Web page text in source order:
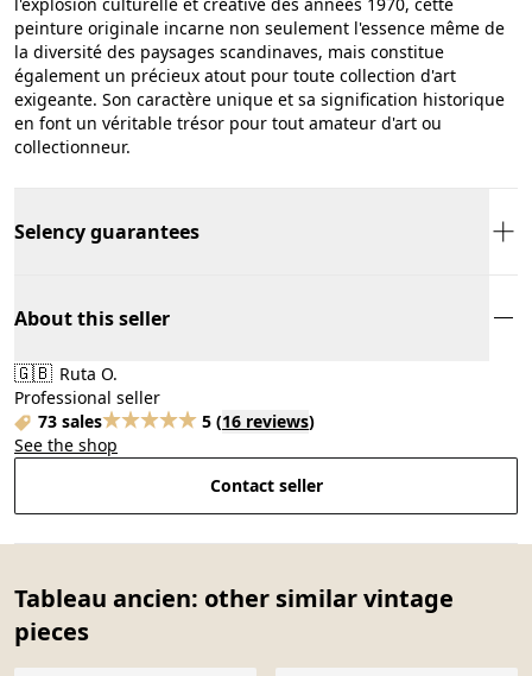
peinture originale incarne non seulement l'essence même de
la diversité des paysages scandinaves, mais constitue
également un précieux atout pour toute collection d'art
exigeante. Son caractère unique et sa signification historique
en font un véritable trésor pour tout amateur d'art ou
collectionneur.
Selency guarantees
About this seller
🇬🇧 Ruta O.
Professional seller
73 sales
5 (16 reviews)
See the shop
Contact seller
Tableau ancien: other similar vintage
pieces